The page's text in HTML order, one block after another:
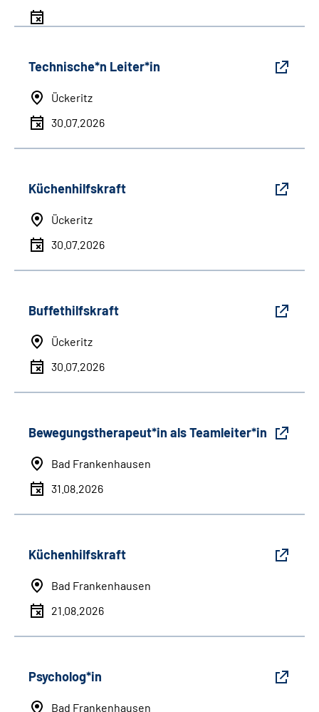
Technische*n Leiter*in
Ückeritz
30.07.2026
Küchenhilfskraft
Ückeritz
30.07.2026
Buffethilfskraft
Ückeritz
30.07.2026
Bewegungstherapeut*in als Teamleiter*in
Bad Frankenhausen
31.08.2026
Küchenhilfskraft
Bad Frankenhausen
21.08.2026
Psycholog*in
Bad Frankenhausen